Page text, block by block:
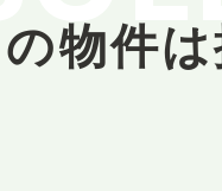
物件は